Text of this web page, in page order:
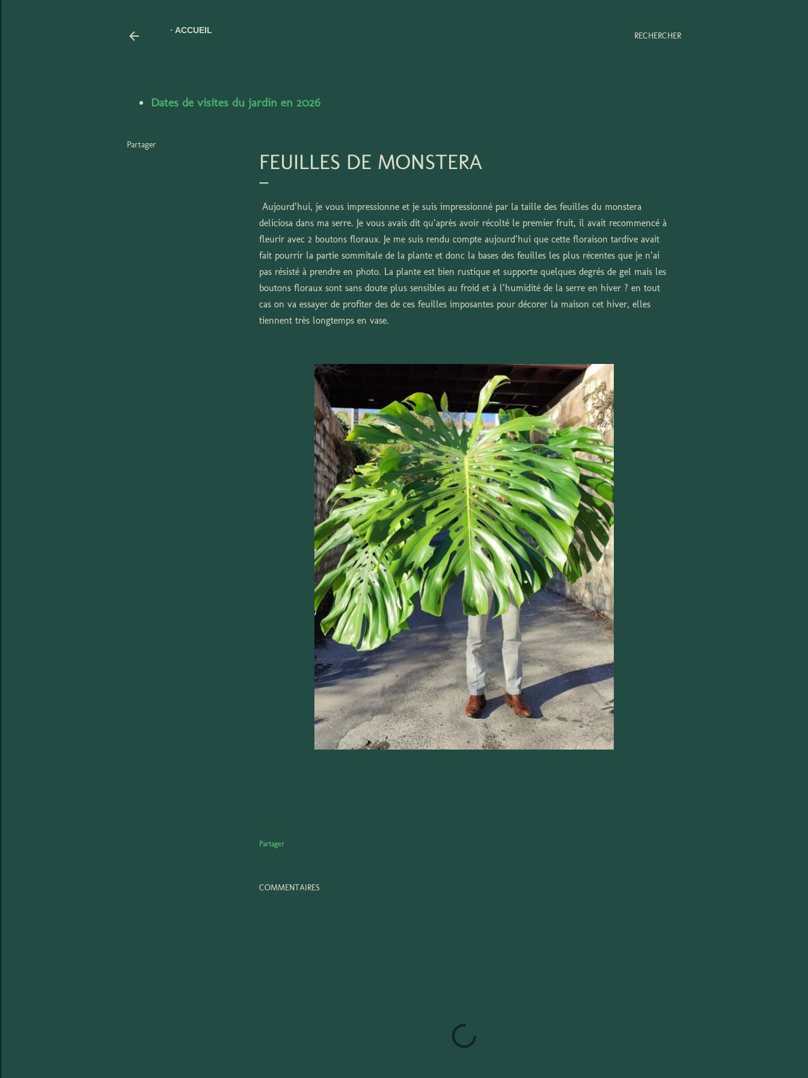
RECHERCHER
ACCUEIL
Dates de visites du jardin en 2026
Partager
FEUILLES DE MONSTERA
Aujourd’hui, je vous impressionne et je suis impressionné par la taille des feuilles du monstera
deliciosa dans ma serre. Je vous avais dit qu’après avoir récolté le premier fruit, il avait recommencé à
fleurir avec 2 boutons floraux. Je me suis rendu compte aujourd’hui que cette floraison tardive avait
fait pourrir la partie sommitale de la plante et donc la bases des feuilles les plus récentes que je n’ai
pas résisté à prendre en photo. La plante est bien rustique et supporte quelques degrés de gel mais les
boutons floraux sont sans doute plus sensibles au froid et à l’humidité de la serre en hiver ? en tout
cas on va essayer de profiter des de ces feuilles imposantes pour décorer la maison cet hiver, elles
tiennent très longtemps en vase.
Partager
COMMENTAIRES